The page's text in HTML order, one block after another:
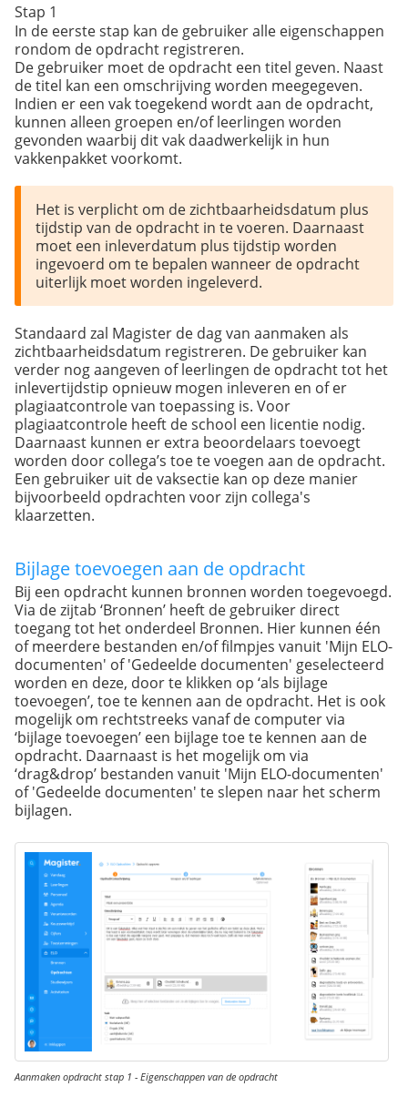
Stap 1
In de eerste stap kan de gebruiker alle eigenschappen
rondom de opdracht registreren.
De gebruiker moet de opdracht een titel geven. Naast
de titel kan een omschrijving worden meegegeven.
Indien er een vak toegekend wordt aan de opdracht,
kunnen alleen groepen en/of leerlingen worden
gevonden waarbij dit vak daadwerkelijk in hun
vakkenpakket voorkomt.
Het is verplicht om de zichtbaarheidsdatum plus
tijdstip van de opdracht in te voeren. Daarnaast
moet een inleverdatum plus tijdstip worden
ingevoerd om te bepalen wanneer de opdracht
uiterlijk moet worden ingeleverd.
Standaard zal Magister de dag van aanmaken als
zichtbaarheidsdatum registreren. De gebruiker kan
verder nog aangeven of leerlingen de opdracht tot het
inlevertijdstip opnieuw mogen inleveren en of er
plagiaatcontrole van toepassing is. Voor
plagiaatcontrole heeft de school een licentie nodig.
Daarnaast kunnen er extra beoordelaars toevoegt
worden door collega’s toe te voegen aan de opdracht.
Een gebruiker uit de vaksectie kan op deze manier
bijvoorbeeld opdrachten voor zijn collega's
klaarzetten.
Bijlage toevoegen aan de opdracht
Bij een opdracht kunnen bronnen worden toegevoegd.
Via de zijtab ‘Bronnen’ heeft de gebruiker direct
toegang tot het onderdeel Bronnen. Hier kunnen één
of meerdere bestanden en/of filmpjes vanuit 'Mijn ELO-
documenten' of 'Gedeelde documenten' geselecteerd
worden en deze, door te klikken op ‘als bijlage
toevoegen’, toe te kennen aan de opdracht. Het is ook
mogelijk om rechtstreeks vanaf de computer via
‘bijlage toevoegen’ een bijlage toe te kennen aan de
opdracht. Daarnaast is het mogelijk om via
‘drag&drop’ bestanden vanuit 'Mijn ELO-documenten'
of 'Gedeelde documenten' te slepen naar het scherm
bijlagen.
Aanmaken opdracht stap 1 - Eigenschappen van de opdracht